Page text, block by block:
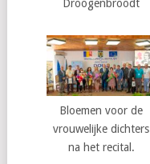
Droogenbroodt
Bloemen voor de
vrouwelijke dichters
na het recital.